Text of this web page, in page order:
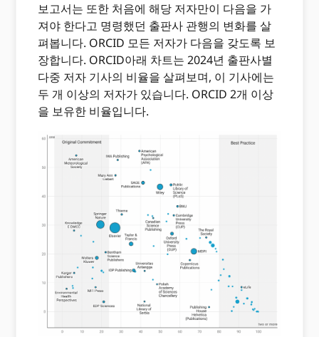
보고서는 또한 처음에 해당 저자만이 다음을 가
져야 한다고 명령했던 출판사 관행의 변화를 살
펴봅니다. ORCID 모든 저자가 다음을 갖도록 보
장합니다. ORCID아래 차트는 2024년 출판사별
다중 저자 기사의 비율을 살펴보며, 이 기사에는
두 개 이상의 저자가 있습니다. ORCID 2개 이상
을 보유한 비율입니다.